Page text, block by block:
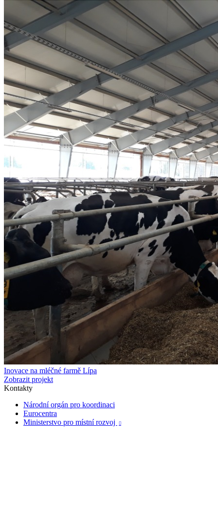
Inovace na mléčné farmě Lípa
Zobrazit projekt
Kontakty
Národní orgán pro koordinaci
Eurocentra
Ministerstvo pro místní rozvoj
